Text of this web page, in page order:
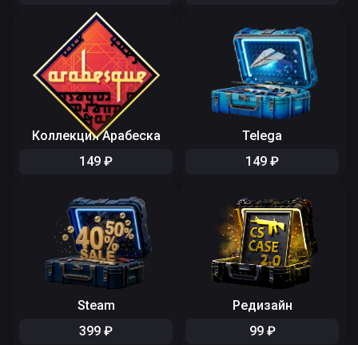
Коллекция Арабеска
149 ₽
Telega
149 ₽
Steam
399 ₽
Редизайн
99 ₽